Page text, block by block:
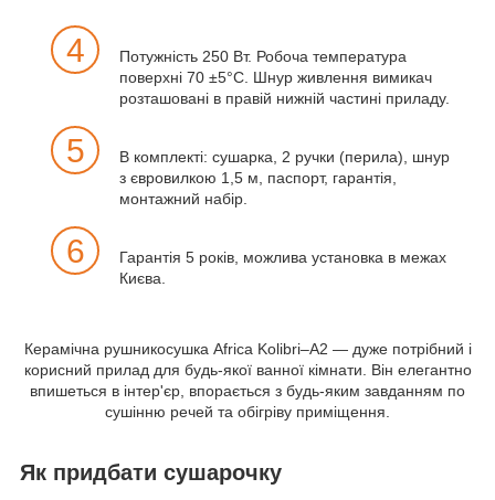
4
Потужність 250 Вт. Робоча температура
поверхні 70 ±5°C. Шнур живлення вимикач
розташовані в правій нижній частині приладу.
5
В комплекті: сушарка, 2 ручки (перила), шнур
з євровилкою 1,5 м, паспорт, гарантія,
монтажний набір.
6
Гарантія 5 років, можлива установка в межах
Києва.
Керамічна рушникосушка Africa Kolibri–A2 — дуже потрібний і
корисний прилад для будь-якої ванної кімнати. Він елегантно
впишеться в інтер'єр, впорається з будь-яким завданням по
сушінню речей та обігріву приміщення.
Як придбати сушарочку